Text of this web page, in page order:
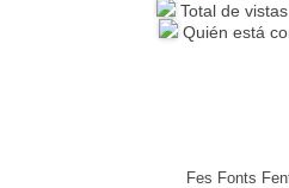
Total de
Quién está
Fes Fonts